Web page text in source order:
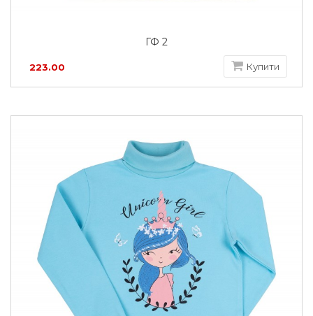
ГФ 2
223.00 Купити